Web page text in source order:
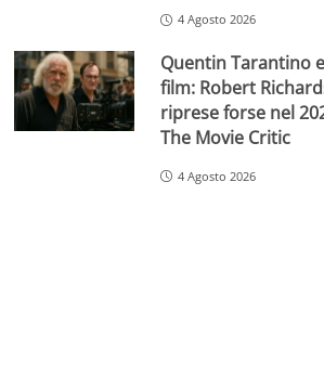
4 Agosto 2026
Quentin Tarantino
film: Robert
riprese forse nel
The Movie Critic
4 Agosto 2026